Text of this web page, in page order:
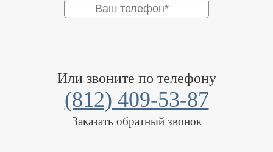
Или звоните по телефону
(812) 409-53-87
Заказать обратный звонок